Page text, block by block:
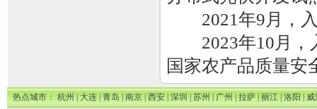
2021年9月，入
2023年10月，
国家农产品质量安
热点城市：杭州|大连|青岛|南京|西安|深圳|苏州|广州|拉萨|丽江|洛阳|威